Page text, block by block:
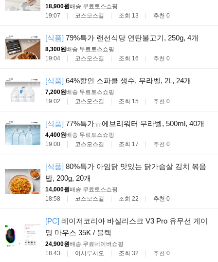
18,900원배송 무료토스쇼핑
19:07
코스모스길 조회 13 추천 0
[식품] 79%특가 랜선식당 연탄불고기, 250g, 4개
8,300원배송 무료토스쇼핑
19:04
코스모스길 조회 16 추천 0
[식품] 64%할인 스파클 생수, 무라벨, 2L, 24개
7,200원배송 무료토스쇼핑
19:02
코스모스길 조회 15 추천 0
[식품] 77%특가ㅠ에브리워터 무라벨, 500ml, 40개
4,400원배송 무료토스쇼핑
19:00
코스모스길 조회 17 추천 0
[식품] 80%특가 아임닭 맛있는 닭가슴살 김치 볶음
밥, 200g, 20개
14,000원배송 무료토스쇼핑
18:58
코스모스길 조회 22 추천 0
[PC] 레이저코리아 바실리스크 V3 Pro 유무선 게이
밍 마우스 35K / 블랙
24,900원배송 무료네이버쇼핑
18:43
이시루시오 조회 32 추천 0